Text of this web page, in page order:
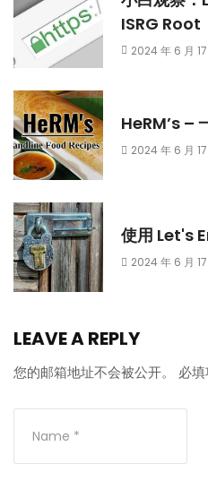
ISRG Root
2024 年 6 月 17
HeRM’s –
2024 年 6 月 17
使用 Let's
2024 年 6 月 17
LEAVE A REPLY
您的邮箱地址不会被公开。 必